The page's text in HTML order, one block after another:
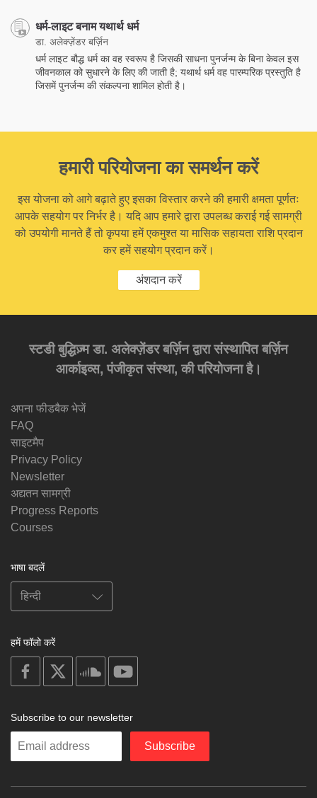
धर्म-लाइट बनाम यथार्थ धर्म
डा. अलेक्ज़ेंडर बर्ज़िन
धर्म लाइट बौद्ध धर्म का वह स्वरूप है जिसकी साधना पुनर्जन्म के बिना केवल इस
जीवनकाल को सुधारने के लिए की जाती है; यथार्थ धर्म वह पारम्परिक प्रस्तुति है
जिसमें पुनर्जन्म की संकल्पना शामिल होती है।
हमारी परियोजना का समर्थन करें
इस योजना को आगे बढ़ाते हुए इसका विस्तार करने की हमारी क्षमता पूर्णतः
आपके सहयोग पर निर्भर है। यदि आप हमारे द्वारा उपलब्ध कराई गई सामग्री
को उपयोगी मानते हैं तो कृपया हमें एकमुश्त या मासिक सहायता राशि प्रदान
कर हमें सहयोग प्रदान करें।
अंशदान करें
स्टडी बुद्धिज़्म डा. अलेक्ज़ेंडर बर्ज़िन द्वारा संस्थापित बर्ज़िन
आर्काइव्स, पंजीकृत संस्था, की परियोजना है।
अपना फीडबैक भेजें
FAQ
साइटमैप
Privacy Policy
Newsletter
अद्यतन सामग्री
Progress Reports
Courses
भाषा बदलें
हमें फॉलो करें
on
facebook
soundcloud
Subscribe to our newsletter
Enter
Subscribe